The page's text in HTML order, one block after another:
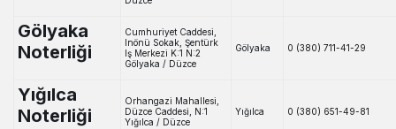
Gölyaka
Noterliği
Cumhuriyet Caddesi,
Inönü Sokak, Şentürk
Iş Merkezi K:1 N:2
Gölyaka / Düzce
Gölyaka 0 (380) 711-41-29
Yığılca
Noterliği
Orhangazi Mahallesi,
Düzce Caddesi, N:1
Yığılca / Düzce
Yığılca 0 (380) 651-49-81